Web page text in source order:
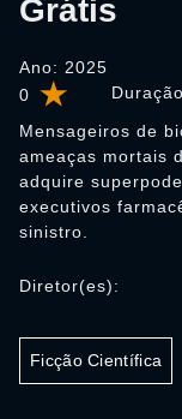
0
Grátis
Ano: 2025
Mensageiros de
ameaças mortais
adquire
executivos
sinistro.
Diretor(es):
Ficção Científica